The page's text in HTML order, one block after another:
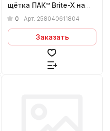
щётка ПАК™ Brite-X на
шпинделе, Ø80х40х6мм,
0 Арт. 258040611804
Заказать